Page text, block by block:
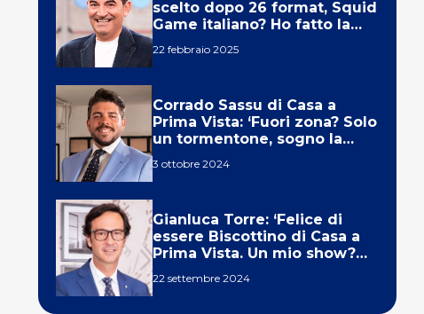
scelto dopo 26 format, Squid
Game italiano? Ho fatto la
22 febbraio 2025
Corrado Sassu di Casa a
Prima Vista: ‘Fuori zona? Solo
un tormentone, sogno la
3 ottobre 2024
Gianluca Torre: ‘Felice di
essere Biscottino di Casa a
Prima Vista. Un mio show?
22 settembre 2024